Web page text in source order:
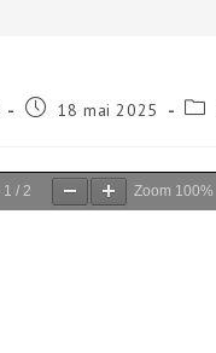
Publication
18 mai 2025
Post
1 / 2 Zoom 100%